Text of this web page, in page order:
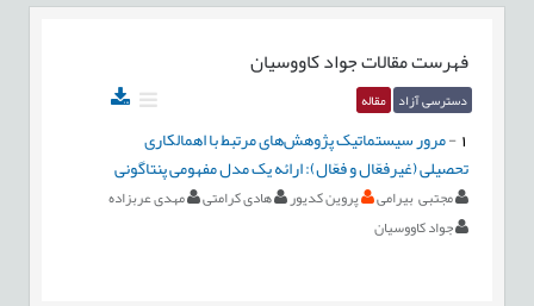
فهرست مقالاتجواد کاووسیان
دسترسی آزاد مقاله
-مرور سیستماتیک پژوهش‌های مرتبط با اهمالکاری
تحصیلی (غیرفعّال و فعّال): ارائه یک مدل مفهومی پنتاگونی
مجتبی بیرامی پروین کدیور هادی کرامتی
مهدی عربزاده
جواد کاووسیان